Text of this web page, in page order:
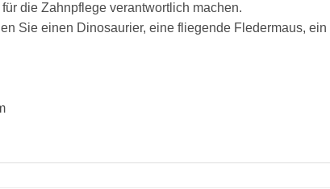
die Zahnpflege verantwortlich machen.
Sie einen Dinosaurier, eine fliegende Fledermaus,